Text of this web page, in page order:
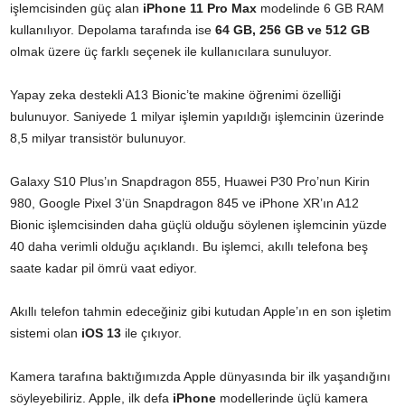
işlemcisinden güç alan iPhone 11 Pro Max modelinde 6 GB RAM
kullanılıyor. Depolama tarafında ise 64 GB, 256 GB ve 512 GB
olmak üzere üç farklı seçenek ile kullanıcılara sunuluyor.
Yapay zeka destekli A13 Bionic’te makine öğrenimi özelliği
bulunuyor. Saniyede 1 milyar işlemin yapıldığı işlemcinin üzerinde
8,5 milyar transistör bulunuyor.
Galaxy S10 Plus’ın Snapdragon 855, Huawei P30 Pro’nun Kirin
980, Google Pixel 3’ün Snapdragon 845 ve iPhone XR’ın A12
Bionic işlemcisinden daha güçlü olduğu söylenen işlemcinin yüzde
40 daha verimli olduğu açıklandı. Bu işlemci, akıllı telefona beş
saate kadar pil ömrü vaat ediyor.
Akıllı telefon tahmin edeceğiniz gibi kutudan Apple’ın en son işletim
sistemi olan iOS 13 ile çıkıyor.
Kamera tarafına baktığımızda Apple dünyasında bir ilk yaşandığını
söyleyebiliriz. Apple, ilk defa iPhone modellerinde üçlü kamera